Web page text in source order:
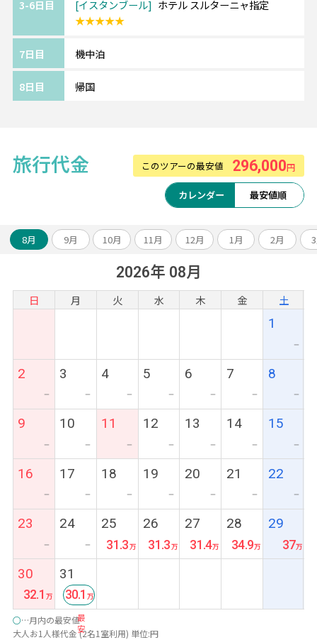
《『5ッ星』イスタンブール/ホテル スルター
ニャ/Hotel Sultania》
《ツアーアレンジが得意です！》
欧州各都市との周遊アレンジや、宿泊数の変
ください。
3-6日目 イスタンブール
ホテル スルターニャ指定
★★★★★
7日目 機中泊
8日目 帰国
旅行代金 このツアーの最安値 296,000円
カレンダー 最安値順
8月 9月 10月 11月 12月 1月 2月
2026年 08月
日 月 火 水 木 金 土
1
ー
2
ー
3
ー
4
ー
5
ー
6
ー
7
ー
8
ー
9
ー
10
ー
11
ー
12
ー
13
ー
14
ー
15
ー
16
ー
17
ー
18
ー
19
ー
20
ー
21
ー
22
ー
23
ー
24
ー
25
31.3
26
31.3
27
31.4
28
34.9
29
37
30
32.1
31
最
安
30.1
○…月内の最安値
大人お1人様代金 (2名1室利用) 単位:円